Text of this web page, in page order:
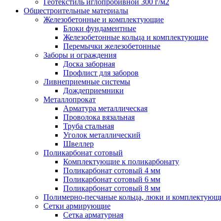
Геотекстиль иглопробивной 300 г/м2
Общестроительные материалы
Железобетонные и комплектующие
Блоки фундаментные
Железобетонные кольца и комплектующие
Перемычки железобетонные
Заборы и ограждения
Доска заборная
Профлист для заборов
Ливнеприемные системы
Дождеприемники
Металлопрокат
Арматура металлическая
Проволока вязальная
Труба стальная
Уголок металлический
Швеллер
Поликарбонат сотовый
Комплектующие к поликарбонату
Поликарбонат сотовый 4 мм
Поликарбонат сотовый 6 мм
Поликарбонат сотовый 8 мм
Полимерно-песчаные кольца, люки и
Сетки армирующие
Сетка арматурная